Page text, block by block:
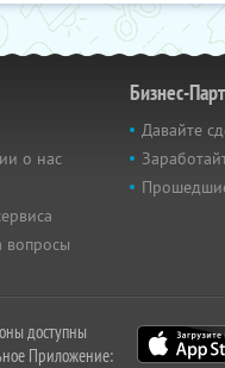
о нас
вопросы
Бизнес-
Давайте
доступны
Приложение: